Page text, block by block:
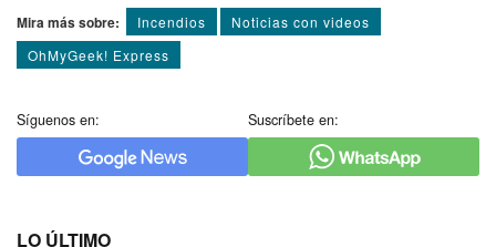
Mira más sobre: Incendios
Noticias con videos
OhMyGeek! Express
Síguenos en: Suscríbete en:
LO ÚLTIMO